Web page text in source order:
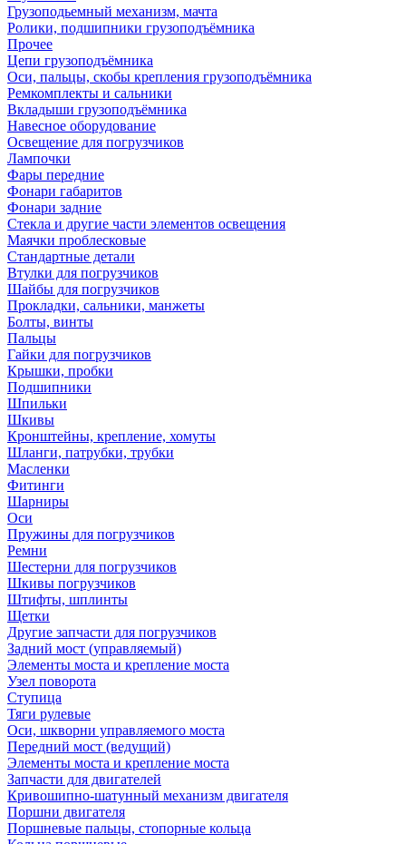
Грузоподьемный механизм, мачта
Ролики, подшипники грузоподъёмника
Прочее
Цепи грузоподъёмника
Оси, пальцы, скобы крепления грузоподъёмника
Ремкомплекты и сальники
Вкладыши грузоподъёмника
Навесное оборудование
Освещение для погрузчиков
Лампочки
Фары передние
Фонари габаритов
Фонари задние
Стекла и другие части элементов освещения
Маячки проблесковые
Стандартные детали
Втулки для погрузчиков
Шайбы для погрузчиков
Прокладки, сальники, манжеты
Болты, винты
Пальцы
Гайки для погрузчиков
Крышки, пробки
Подшипники
Шпильки
Шкивы
Кронштейны, крепление, хомуты
Шланги, патрубки, трубки
Масленки
Фитинги
Шарниры
Оси
Пружины для погрузчиков
Ремни
Шестерни для погрузчиков
Шкивы погрузчиков
Штифты, шплинты
Щетки
Другие запчасти для погрузчиков
Задний мост (управляемый)
Элементы моста и крепление моста
Узел поворота
Ступица
Тяги рулевые
Оси, шкворни управляемого моста
Передний мост (ведущий)
Элементы моста и крепление моста
Запчасти для двигателей
Кривошипно-шатунный механизм двигателя
Поршни двигателя
Поршневые пальцы, стопорные кольца